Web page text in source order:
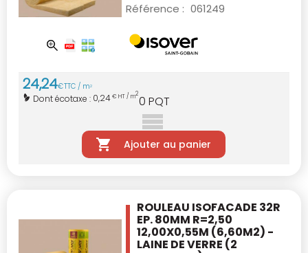
Référence : 061249
24,24€TTC / m2
Dont écotaxe : 0,24€ HT / m20 PQT
Ajouter au panier
ROULEAU ISOFACADE 32R
EP. 80MM R=2,50
12,00X0,55M (6,60M2) -
LAINE DE VERRE (2